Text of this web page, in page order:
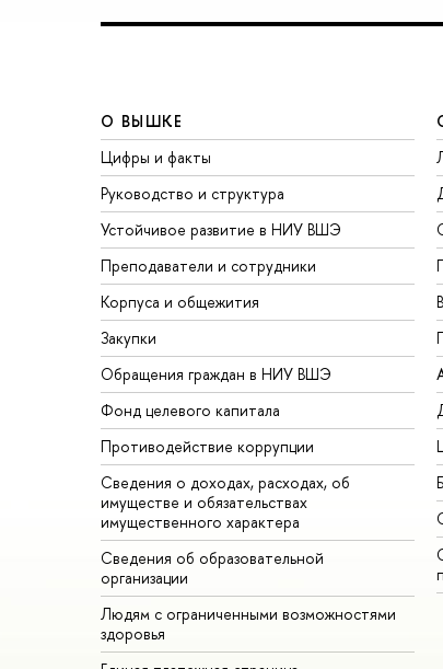
О ВЫШКЕ
Цифры и факты
Руководство и структура
Устойчивое развитие в НИУ ВШЭ
Преподаватели и сотрудники
Корпуса и общежития
Закупки
Обращения граждан в НИУ ВШЭ
Фонд целевого капитала
Противодействие коррупции
Сведения о доходах, расходах, об
имуществе и обязательствах
имущественного характера
Сведения об образовательной
организации
Людям с ограниченными возможностями
здоровья